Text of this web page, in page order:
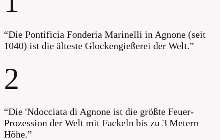
“Die Pontificia Fonderia Marinelli in Agnone (seit
1040) ist die älteste Glockengießerei der Welt.”
2
“Die 'Ndocciata di Agnone ist die größte Feuer-
Prozession der Welt mit Fackeln bis zu 3 Metern
Höhe.”